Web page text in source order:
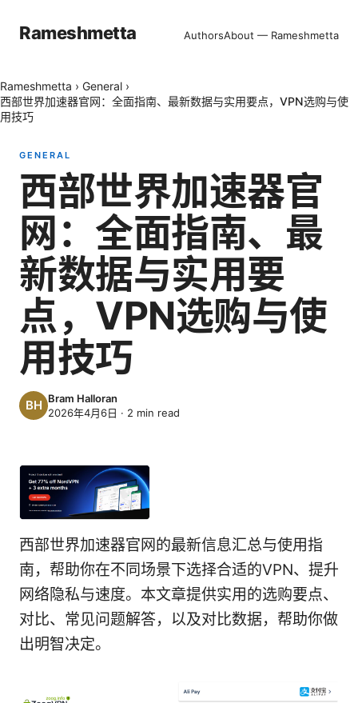
Rameshmetta AuthorsAbout — Rameshmetta
Rameshmetta › General ›
西部世界加速器官网：全面指南、最新数据与实用要点，VPN选购与使
用技巧
GENERAL
西部世界加速器官
网：全面指南、最
新数据与实用要
点，VPN选购与使
用技巧
Bram Halloran
2026年4月6日 · 2 min read
西部世界加速器官网的最新信息汇总与使用指
南，帮助你在不同场景下选择合适的VPN、提升
网络隐私与速度。本文章提供实用的选购要点、
对比、常见问题解答，以及对比数据，帮助你做
出明智决定。